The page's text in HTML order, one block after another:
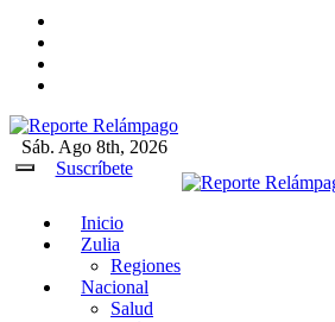
Reporte Relámpago
Claridad y rigor en cada
Sáb. Ago 8th, 2026
Suscríbete
Inicio
Zulia
Regiones
Nacional
Salud